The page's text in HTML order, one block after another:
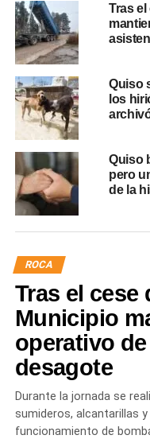
Tras
Quiso
los
Quiso
pero
de la
ROCA
Tras el cese
Municipio
operativo
desagote
Durante la jornada se
sumideros, alcantarillas y
funcionamiento de